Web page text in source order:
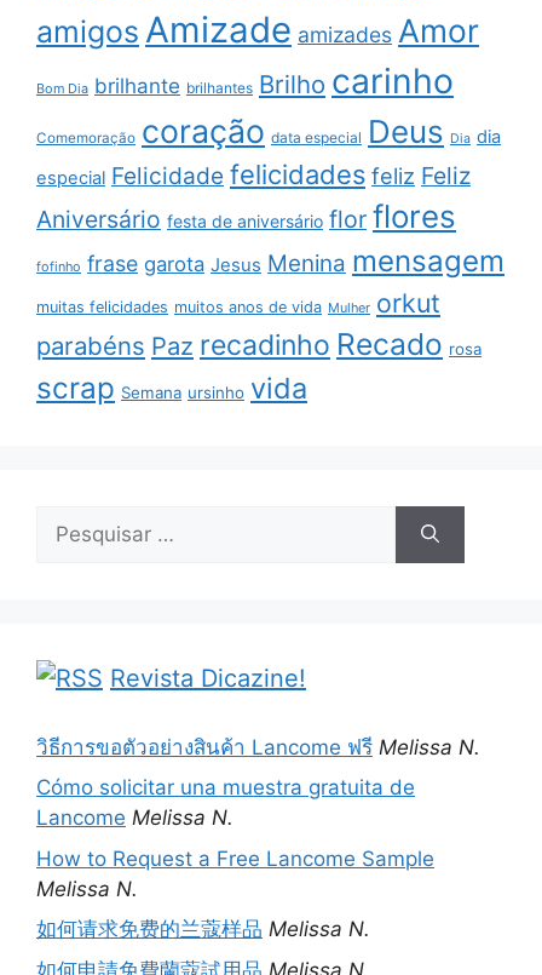
amigos Amizade amizades Amor
Bom Dia brilhante brilhantes Brilho carinho
Comemoração coração data especial Deus Dia dia
especial Felicidade felicidades feliz Feliz
Aniversário festa de aniversário flor flores
fofinho frase garota Jesus Menina mensagem
muitas felicidades muitos anos de vida Mulher orkut
parabéns Paz recadinho Recado rosa
scrap Semana ursinho vida
por:
Revista Dicazine!
วิธีการขอตัวอย่างสินค้า Lancome ฟรี Melissa N.
Cómo solicitar una muestra gratuita de
Lancome Melissa N.
How to Request a Free Lancome Sample
Melissa N.
如何请求免费的兰蔻样品 Melissa N.
如何申請免費蘭蔻試用品 Melissa N.